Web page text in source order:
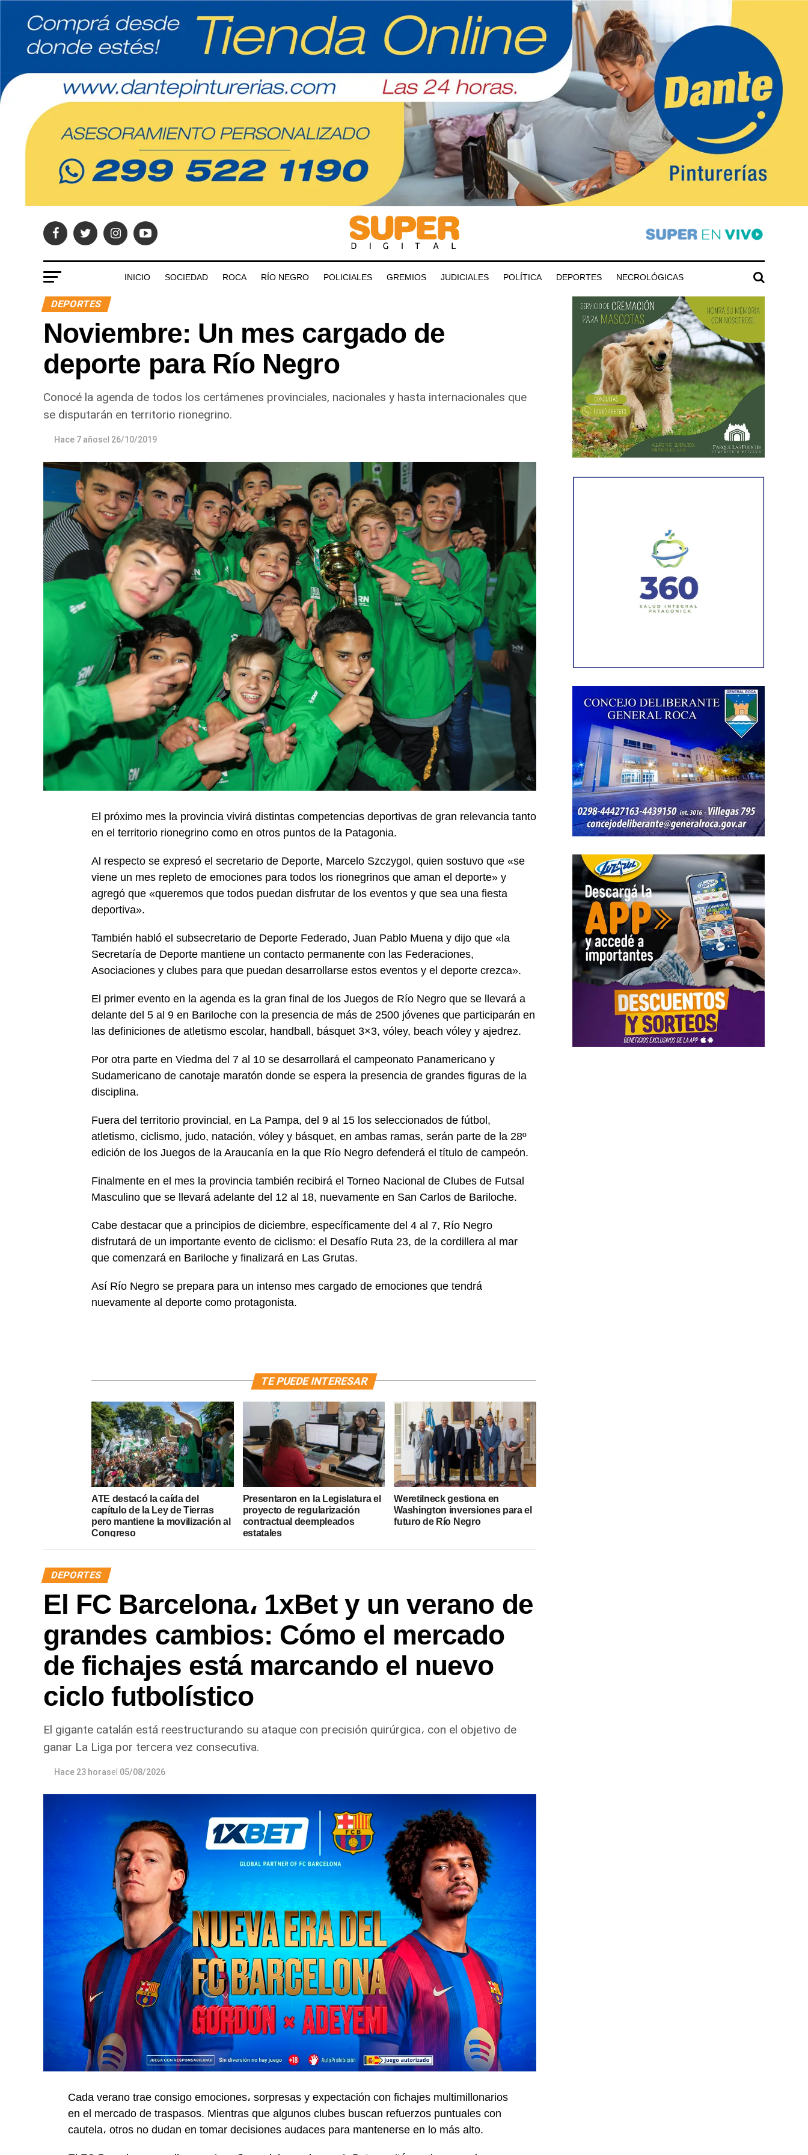
INICIO SOCIEDAD ROCA RÍO NEGRO POLICIALES GREMIOS JUDICIALES POLÍTICA DEPORTES NECROLÓGICAS
DEPORTES
Noviembre: Un mes cargado de
deporte para Río Negro
Conocé la agenda de todos los certámenes provinciales, nacionales y hasta internacionales que
se disputarán en territorio rionegrino.
Hace 7 añosel 26/10/2019
El próximo mes la provincia vivirá distintas competencias deportivas de gran relevancia tanto
en el territorio rionegrino como en otros puntos de la Patagonia.
Al respecto se expresó el secretario de Deporte, Marcelo Szczygol, quien sostuvo que «se
viene un mes repleto de emociones para todos los rionegrinos que aman el deporte» y
agregó que «queremos que todos puedan disfrutar de los eventos y que sea una fiesta
deportiva».
También habló el subsecretario de Deporte Federado, Juan Pablo Muena y dijo que «la
Secretaría de Deporte mantiene un contacto permanente con las Federaciones,
Asociaciones y clubes para que puedan desarrollarse estos eventos y el deporte crezca».
El primer evento en la agenda es la gran final de los Juegos de Río Negro que se llevará a
delante del 5 al 9 en Bariloche con la presencia de más de 2500 jóvenes que participarán en
las definiciones de atletismo escolar, handball, básquet 3×3, vóley, beach vóley y ajedrez.
Por otra parte en Viedma del 7 al 10 se desarrollará el campeonato Panamericano y
Sudamericano de canotaje maratón donde se espera la presencia de grandes figuras de la
disciplina.
Fuera del territorio provincial, en La Pampa, del 9 al 15 los seleccionados de fútbol,
atletismo, ciclismo, judo, natación, vóley y básquet, en ambas ramas, serán parte de la 28º
edición de los Juegos de la Araucanía en la que Río Negro defenderá el título de campeón.
Finalmente en el mes la provincia también recibirá el Torneo Nacional de Clubes de Futsal
Masculino que se llevará adelante del 12 al 18, nuevamente en San Carlos de Bariloche.
Cabe destacar que a principios de diciembre, específicamente del 4 al 7, Río Negro
disfrutará de un importante evento de ciclismo: el Desafío Ruta 23, de la cordillera al mar
que comenzará en Bariloche y finalizará en Las Grutas.
Así Río Negro se prepara para un intenso mes cargado de emociones que tendrá
nuevamente al deporte como protagonista.
TE PUEDE INTERESAR
ATE destacó la caída del
capítulo de la Ley de Tierras
pero mantiene la movilización al
Congreso
Presentaron en la Legislatura el
proyecto de regularización
contractual deempleados
estatales
Weretilneck gestiona en
Washington inversiones para el
futuro de Río Negro
DEPORTES
El FC Barcelona، 1xBet y un verano de
grandes cambios: Cómo el mercado
de fichajes está marcando el nuevo
ciclo futbolístico
El gigante catalán está reestructurando su ataque con precisión quirúrgica، con el objetivo de
ganar La Liga por tercera vez consecutiva.
Hace 23 horasel 05/08/2026
Cada verano trae consigo emociones، sorpresas y expectación con fichajes multimillonarios
en el mercado de traspasos. Mientras que algunos clubes buscan refuerzos puntuales con
cautela، otros no dudan en tomar decisiones audaces para mantenerse en lo más alto.